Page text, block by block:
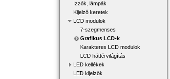
Izzók, lámpák
Kijelző keretek
LCD modulok
7-szegmenses
Grafikus LCD-k
Karakteres LCD modulok
LCD háttérvilágítás
LED kellékek
LED kijelzők